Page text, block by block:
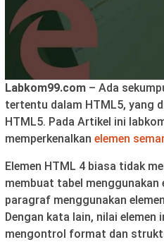
Labkom99.com – Ada
tertentu dalam HTML5, yang
HTML5. Pada Artikel ini
memperkenalkan elemen
Elemen HTML 4 biasa tidak
membuat tabel menggunakan
paragraf menggunakan
Dengan kata lain, nilai elemen
mengontrol format dan